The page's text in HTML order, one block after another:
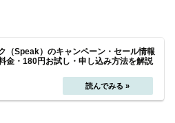
（Speak）のキャンペーン・セール情報
料金・180円お試し・申し込み方法を解説